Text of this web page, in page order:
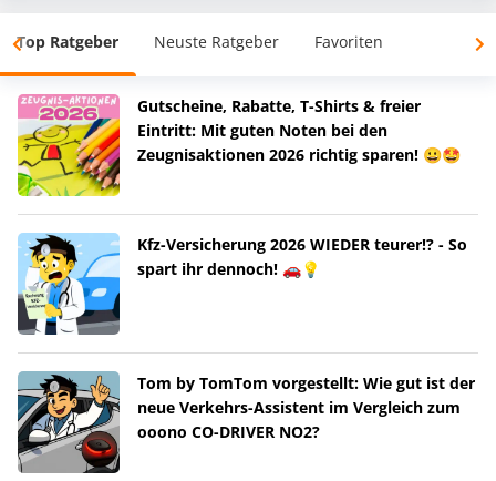
Top Ratgeber Neuste Ratgeber Favoriten
Gutscheine, Rabatte, T-Shirts & freier
Eintritt: Mit guten Noten bei den
Zeugnisaktionen 2026 richtig sparen! 😀🤩
Kfz-Versicherung 2026 WIEDER teurer!? - So
spart ihr dennoch! 🚗💡
Tom by TomTom vorgestellt: Wie gut ist der
neue Verkehrs-Assistent im Vergleich zum
ooono CO-DRIVER NO2?